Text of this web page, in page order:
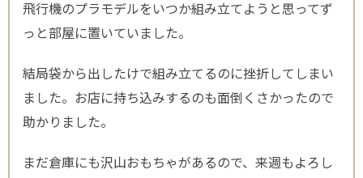
飛行機のプラモデルをいつか組み立てようと思ってず
っと部屋に置いていました。
結局袋から出したけで組み立てるのに挫折してしまい
ました。お店に持ち込みするのも面倒くさかったので
助かりました。
まだ倉庫にも沢山おもちゃがあるので、来週もよろし